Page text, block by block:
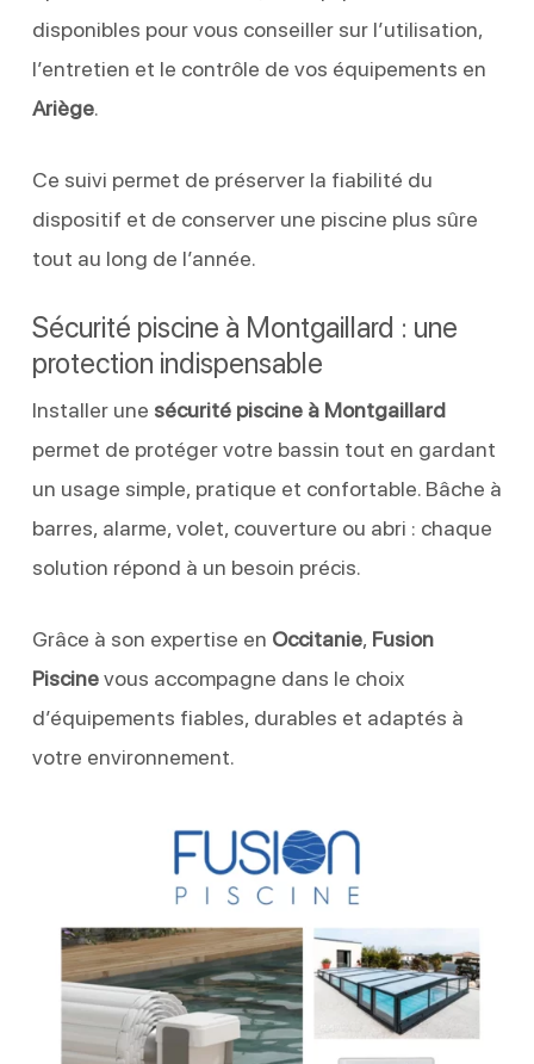
disponibles pour vous conseiller sur l’utilisation,
l’entretien et le contrôle de vos équipements en
Ariège.
Ce suivi permet de préserver la fiabilité du
dispositif et de conserver une piscine plus sûre
tout au long de l’année.
Sécurité piscine à Montgaillard : une
protection indispensable
Installer une sécurité piscine à Montgaillard
permet de protéger votre bassin tout en gardant
un usage simple, pratique et confortable. Bâche à
barres, alarme, volet, couverture ou abri : chaque
solution répond à un besoin précis.
Grâce à son expertise en Occitanie, Fusion
Piscinevous accompagne dans le choix
d’équipements fiables, durables et adaptés à
votre environnement.